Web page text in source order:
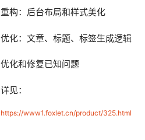
重构：后台布局和样式美化
优化：文章、标题、标签生成逻辑
优化和修复已知问题
详见：
https://www1.foxlet.cn/product/325.html